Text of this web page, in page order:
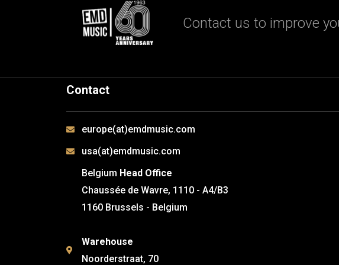
Contact us to improve
Contact
europe(at)emdmusic.com
usa(at)emdmusic.com
Belgium Head Office
Chaussée de Wavre, 1110 - A4/B3
1160 Brussels - Belgium
Warehouse
Noorderstraat, 70